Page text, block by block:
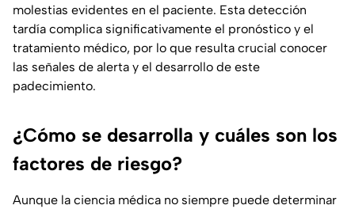
molestias evidentes en el paciente. Esta detección
tardía complica significativamente el pronóstico y el
tratamiento médico, por lo que resulta crucial conocer
las señales de alerta y el desarrollo de este
padecimiento.
¿Cómo se desarrolla y cuáles son los
factores de riesgo?
Aunque la ciencia médica no siempre puede determinar